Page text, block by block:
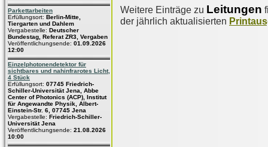
Parkettarbeiten
Erfüllungsort: Berlin-Mitte,
Tiergarten und Dahlem
Vergabestelle: Deutscher
Bundestag, Referat ZR3, Vergaben
Veröffentlichungsende: 01.09.2026
12:00
Einzelphotonendetektor für
sichtbares und nahinfrarotes Licht,
4 Stück
Erfüllungsort: 07745 Friedrich-
Schiller-Universität Jena, Abbe
Center of Photonics (ACP), Institut
für Angewandte Physik, Albert-
Einstein-Str. 6, 07745 Jena
Vergabestelle: Friedrich-Schiller-
Universität Jena
Veröffentlichungsende: 21.08.2026
10:00
Weitere Einträge zu Leitungen
der jährlich aktualisierten